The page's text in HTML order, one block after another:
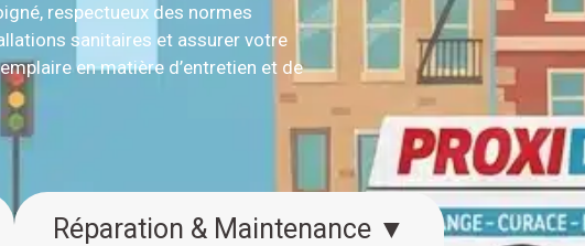
respectueux des normes
sanitaires et assurer votre
en matière d’entretien et de
Réparation & Maintenance ▼